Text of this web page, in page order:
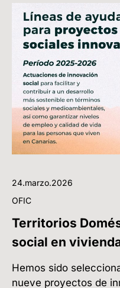
24.marzo.2026
OFIC
Territorios
social en
Hemos sido
nueve proyectos de